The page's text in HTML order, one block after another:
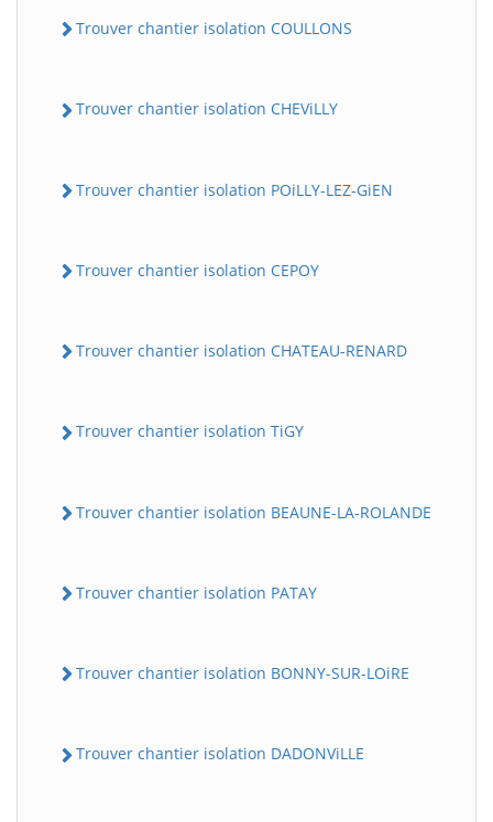
Trouver chantier isolation COULLONS
Trouver chantier isolation CHEViLLY
Trouver chantier isolation POiLLY-LEZ-GiEN
Trouver chantier isolation CEPOY
Trouver chantier isolation CHATEAU-RENARD
Trouver chantier isolation TiGY
Trouver chantier isolation BEAUNE-LA-ROLANDE
Trouver chantier isolation PATAY
Trouver chantier isolation BONNY-SUR-LOiRE
Trouver chantier isolation DADONViLLE